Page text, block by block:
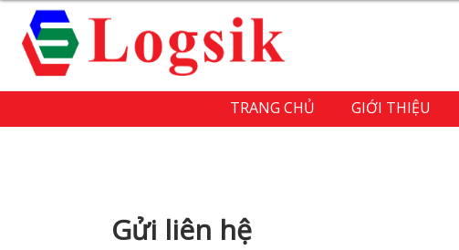
TRANG CHỦ GIỚI THIỆU
Gửi liên hệ